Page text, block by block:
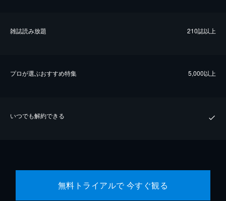
雑誌読み放題 210誌以上
プロが選ぶおすすめ特集 5,000以上
いつでも解約できる
無料トライアルで 今すぐ観る